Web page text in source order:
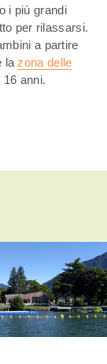
i più grandi
per rilassarsi.
a partire
lazona delle
anni.